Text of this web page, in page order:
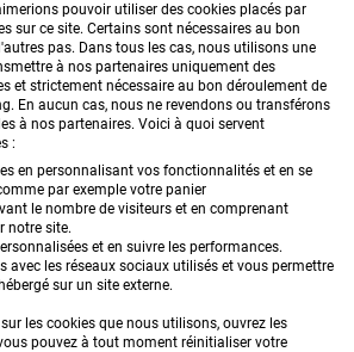
vous permettra de recevoir des offres
de Direct Filet. Vous pouvez à tout moment
plus d'information vous pouvez consulterla
des données personnelles.
PinterestInstagram
pouvoir utiliser des cookies placés par
sur ce site. Certains sont nécessaires au bon
pas. Dans tous les cas, nous utilisons une
à nos partenaires uniquement des
et strictement nécessaire au bon déroulement de
En aucun cas, nous ne revendons ou transférons
à nos partenaires. Voici à quoi servent
:
en personnalisant vos fonctionnalités et en se
par exemple votre panier
le nombre de visiteurs et en comprenant
notre site.
et en suivre les performances.
avec les réseaux sociaux utilisés et vous permettre
sur un site externe.
les cookies que nous utilisons, ouvrez les
pouvez à tout moment réinitialiser votre